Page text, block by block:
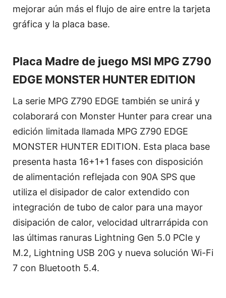
mejorar aún más el flujo de aire entre la tarjeta
gráfica y la placa base.
Placa Madre de juego MSI MPG Z790
EDGE MONSTER HUNTER EDITION
La serie MPG Z790 EDGE también se unirá y
colaborará con Monster Hunter para crear una
edición limitada llamada MPG Z790 EDGE
MONSTER HUNTER EDITION. Esta placa base
presenta hasta 16+1+1 fases con disposición
de alimentación reflejada con 90A SPS que
utiliza el disipador de calor extendido con
integración de tubo de calor para una mayor
disipación de calor, velocidad ultrarrápida con
las últimas ranuras Lightning Gen 5.0 PCIe y
M.2, Lightning USB 20G y nueva solución Wi-Fi
7 con Bluetooth 5.4.